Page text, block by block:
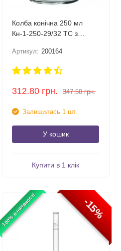
Колба конічна 250 мл
Кн-1-250-29/32 ТС з
Артикул: 200164
312.80 грн. 347.50 грн.
Залишилась 1 шт.
У кошик
Купити в 1 клік
100% в наявності -15%